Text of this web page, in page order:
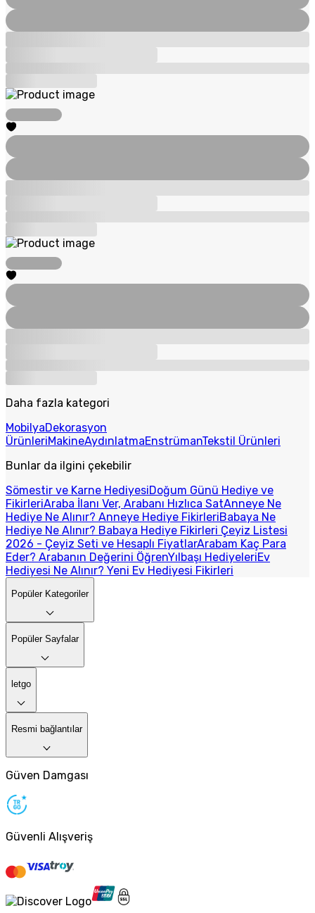
Daha fazla kategori
MobilyaDekorasyon
ÜrünleriMakineAydınlatmaEnstrümanTekstil Ürünleri
Bunlar da ilgini çekebilir
Sömestir ve Karne HediyesiDoğum Günü Hediye ve
FikirleriAraba İlanı Ver, Arabanı Hızlıca SatAnneye Ne
Hediye Ne Alınır? Anneye Hediye FikirleriBabaya Ne
Hediye Ne Alınır? Babaya Hediye Fikirleri Çeyiz Listesi
2026 - Çeyiz Seti ve Hesaplı FiyatlarArabam Kaç Para
Eder? Arabanın Değerini ÖğrenYılbaşı HediyeleriEv
Hediyesi Ne Alınır? Yeni Ev Hediyesi Fikirleri
Popüler Kategoriler
Popüler Sayfalar
letgo
Resmi bağlantılar
Güven Damgası
Güvenli Alışveriş